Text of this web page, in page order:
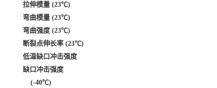
拉伸模量 (23℃)
弯曲模量 (23℃)
弯曲强度 (23℃)
断裂点伸长率 (23℃)
低温缺口冲击强度
缺口冲击强度
(-40℃)